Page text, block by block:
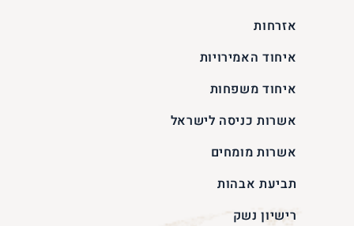
אזרחות
איחוד האמירויות
איחוד משפחות
אשרות כניסה לישראל
אשרות מומחים
תביעת אבהות
רישיון נשק